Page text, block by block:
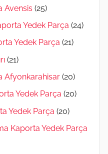
Avensis (25)
Yedek Parça (24)
Yedek Parça (21)
(21)
Afyonkarahisar (20)
Yedek Parça (20)
Yedek Parça (20)
Kaporta Yedek Parça